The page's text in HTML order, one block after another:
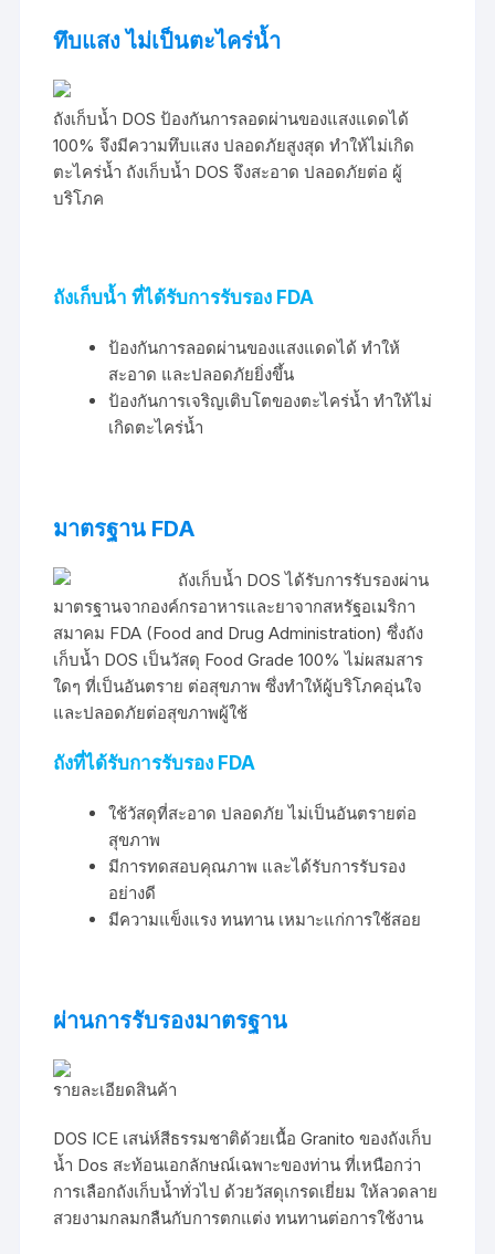
ทึบแสง ไม่เป็นตะไคร่น้ำ
ถังเก็บน้ำ DOS ป้องกันการลอดผ่านของแสงแดดได้
100% จึงมีความทึบแสง ปลอดภัยสูงสุด ทำให้ไม่เกิด
ตะไคร่น้ำ ถังเก็บน้ำ DOS จึงสะอาด ปลอดภัยต่อ ผู้
บริโภค
ถังเก็บน้ำ ที่ได้รับการรับรอง FDA
ป้องกันการลอดผ่านของแสงแดดได้ ทำให้
สะอาด และปลอดภัยยิ่งขึ้น
ป้องกันการเจริญเติบโตของตะไคร่น้ำ ทำให้ไม่
เกิดตะไคร่น้ำ
มาตรฐาน FDA
ถังเก็บน้ำ DOS ได้รับการรับรองผ่าน
มาตรฐานจากองค์กรอาหารและยาจากสหรัฐอเมริกา
สมาคม FDA (Food and Drug Administration) ซึ่งถัง
เก็บน้ำ DOS เป็นวัสดุ Food Grade 100% ไม่ผสมสาร
ใดๆ ที่เป็นอันตราย ต่อสุขภาพ ซึ่งทำให้ผู้บริโภคอุ่นใจ
และปลอดภัยต่อสุขภาพผู้ใช้
ถังที่ได้รับการรับรอง FDA
ใช้วัสดุที่สะอาด ปลอดภัย ไม่เป็นอันตรายต่อ
สุขภาพ
มีการทดสอบคุณภาพ และได้รับการรับรอง
อย่างดี
มีความแข็งแรง ทนทาน เหมาะแก่การใช้สอย
ผ่านการรับรองมาตรฐาน
รายละเอียดสินค้า
DOS ICE เสน่ห์สีธรรมชาติด้วยเนื้อ Granito ของถังเก็บ
น้ำ Dos สะท้อนเอกลักษณ์เฉพาะของท่าน ที่เหนือกว่า
การเลือกถังเก็บน้ำทั่วไป ด้วยวัสดุเกรดเยี่ยม ให้ลวดลาย
สวยงามกลมกลืนกับการตกแต่ง ทนทานต่อการใช้งาน